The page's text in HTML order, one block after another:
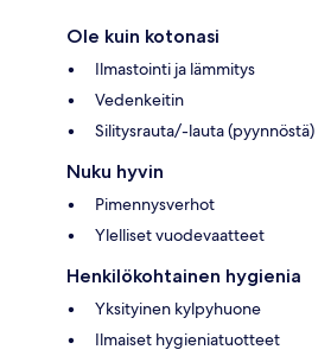
Ole kuin kotonasi
Ilmastointi ja lämmitys
Vedenkeitin
Silitysrauta/-lauta (pyynnöstä)
Nuku hyvin
Pimennysverhot
Ylelliset vuodevaatteet
Henkilökohtainen hygienia
Yksityinen kylpyhuone
Ilmaiset hygieniatuotteet